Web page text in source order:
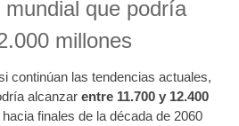
mundial que podría
millones
continúan las tendencias actuales,
alcanzar entre 11.700 y 12.400
hacia finales de la década de 2060